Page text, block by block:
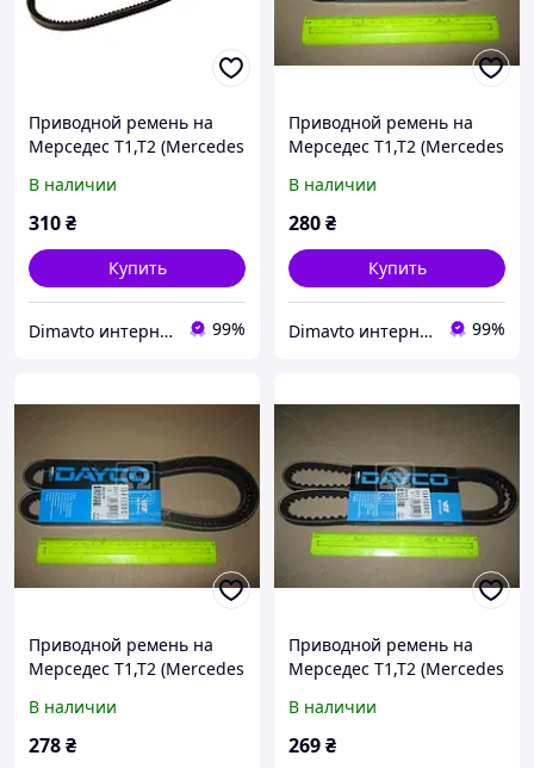
Приводной ремень на
Мерседес Т1,Т2 (Mercedes
В наличии
310₴
Купить
Dimavto интернет-магазин 99%
Приводной ремень на
Мерседес Т1,Т2 (Mercedes
В наличии
280₴
Купить
Dimavto интернет-магазин 99%
Приводной ремень на
Мерседес Т1,Т2 (Mercedes
В наличии
278₴
Приводной ремень на
Мерседес Т1,Т2 (Mercedes
В наличии
269₴